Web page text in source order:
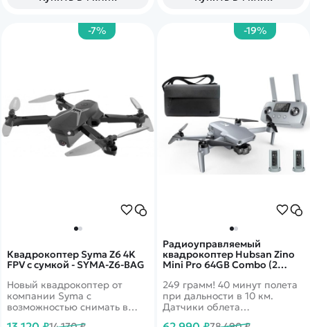
точку старта. Поставляется в
комплекте с сумкой.
-7%
Квадрокоптер Syma Z6 4K
FPV с сумкой - SYMA-Z6-BAG
Новый квадрокоптер от
компании Syma с
возможностью снимать в
-19%
Радиоуправляемый
квадрокоптер Hubsan Zino
Mini Pro 64GB Combo (2
249 грамм! 40 минут полета
при дальности в 10 км.
Датчики облета